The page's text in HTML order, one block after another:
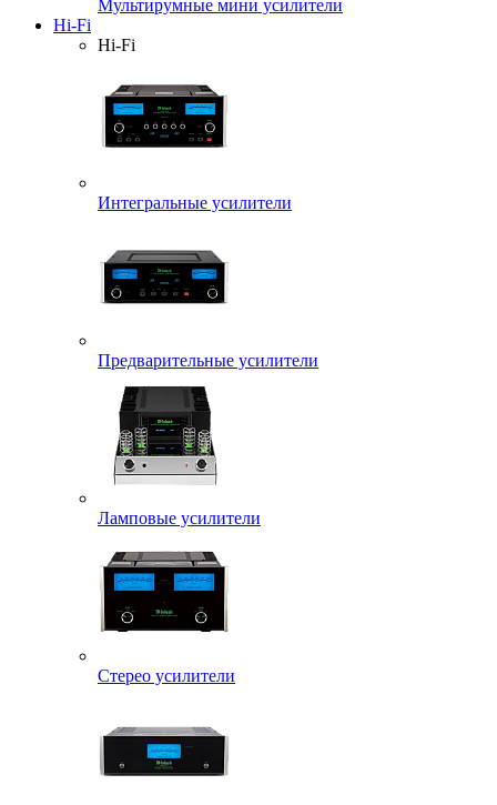
Мультирумные мини усилители
Hi-Fi
Hi-Fi
Интегральные усилители
Предварительные усилители
Ламповые усилители
Стерео усилители